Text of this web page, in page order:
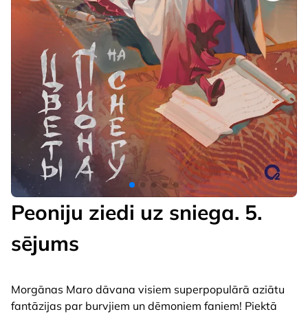
Peoniju ziedi uz sniega. 5.
sējums
Morgānas Maro dāvana visiem superpopulārā aziātu
fantāzijas par burvjiem un dēmoniem faniem! Piektā